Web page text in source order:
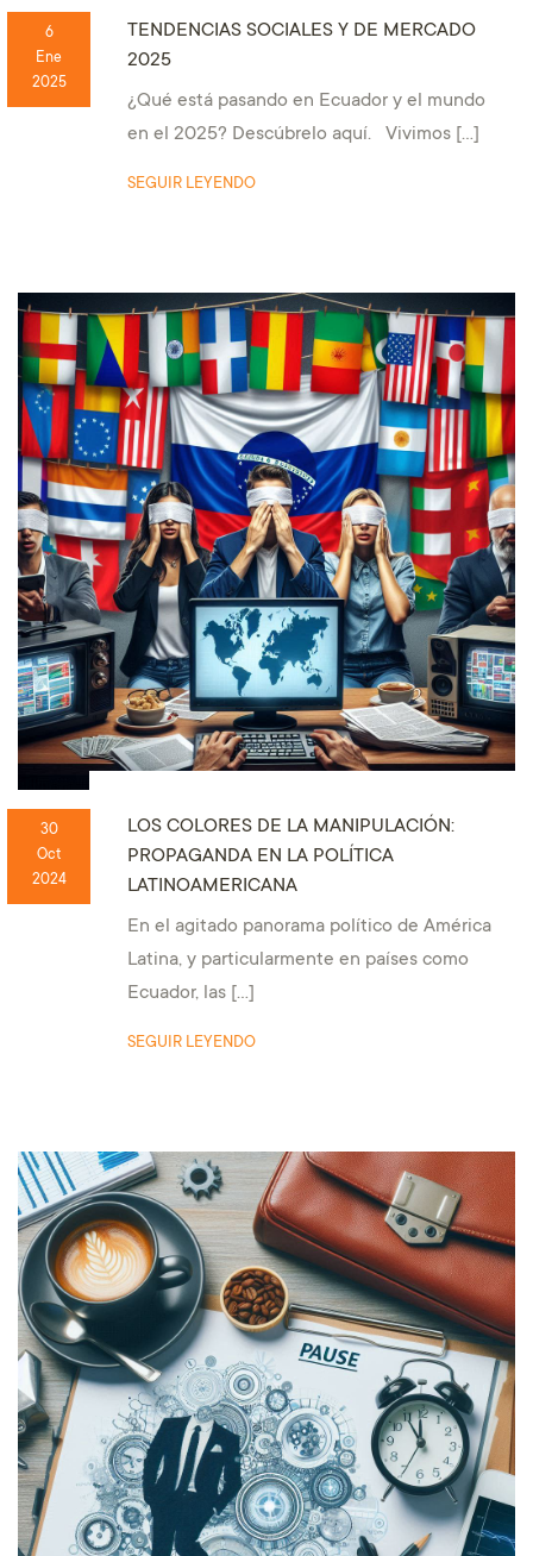
6
Ene
2025
TENDENCIAS SOCIALES Y DE MERCADO
2025
¿Qué está pasando en Ecuador y el mundo
en el 2025? Descúbrelo aquí. Vivimos […]
SEGUIR LEYENDO
30
Oct
2024
LOS COLORES DE LA MANIPULACIÓN:
PROPAGANDA EN LA POLÍTICA
LATINOAMERICANA
En el agitado panorama político de América
Latina, y particularmente en países como
Ecuador, las […]
SEGUIR LEYENDO